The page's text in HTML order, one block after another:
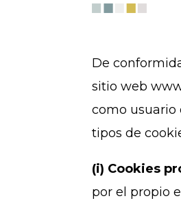
De
sitio web
como usuario
tipos de
(i) Cookies
por el propio